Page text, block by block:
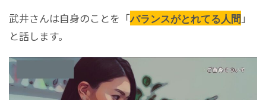
武井さんは自身のことを「バランスがとれてる人間」
と話します。